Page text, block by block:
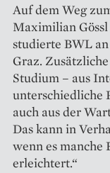
Auf dem Weg
Maximilian
studierte BWL
Graz.
Studium – aus
unterschiedliche
auch aus der
Das kann in
wenn es manche
erleichtert.“